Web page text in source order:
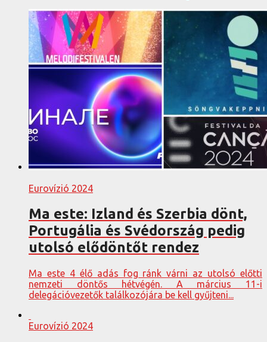
Eurovízió 2024
Ma este: Izland és Szerbia dönt,
Portugália és Svédország pedig
utolsó elődöntőt rendez
Ma este 4 élő adás fog ránk várni az utolsó előtti
nemzeti döntős hétvégén. A március 11-i
delegációvezetők találkozójára be kell gyűjteni...
Eurovízió 2024